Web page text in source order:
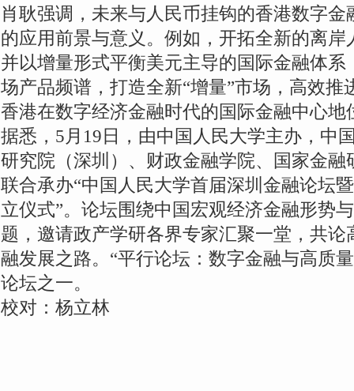
肖耿强调，未来与人民币挂钩的香港数字
的应用前景与意义。例如，开拓全新的离
并以增量形式平衡美元主导的国际金融体
场产品频谱，打造全新“增量”市场，高效推
香港在数字经济金融时代的国际金融中心地
据悉，5月19日，由中国人民大学主办，中
研究院（深圳）、财政金融学院、国家金
联合承办“中国人民大学首届深圳金融论坛
立仪式”。论坛围绕中国宏观经济金融形势
题，邀请政产学研各界专家汇聚一堂，共
融发展之路。“平行论坛：数字金融与高质
论坛之一。
校对：杨立林